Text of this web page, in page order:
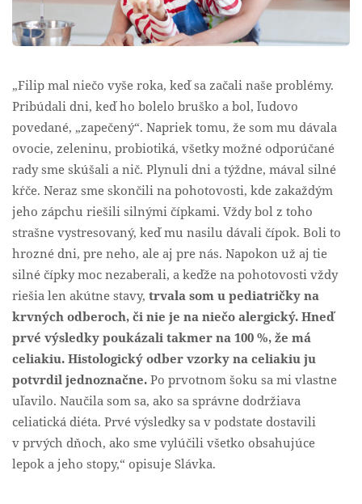
„Filip mal niečo vyše roka, keď sa začali naše problémy.
Pribúdali dni, keď ho bolelo bruško a bol, ľudovo
povedané, „zapečený“. Napriek tomu, že som mu dávala
ovocie, zeleninu, probiotiká, všetky možné odporúčané
rady sme skúšali a nič. Plynuli dni a týždne, mával silné
kŕče. Neraz sme skončili na pohotovosti, kde zakaždým
jeho zápchu riešili silnými čípkami. Vždy bol z toho
strašne vystresovaný, keď mu nasilu dávali čípok. Boli to
hrozné dni, pre neho, ale aj pre nás. Napokon už aj tie
silné čípky moc nezaberali, a keďže na pohotovosti vždy
riešia len akútne stavy, trvala som u pediatričky na
krvných odberoch, či nie je na niečo alergický. Hneď
prvé výsledky poukázali takmer na 100 %, že má
celiakiu. Histologický odber vzorky na celiakiu ju
potvrdil jednoznačne. Po prvotnom šoku sa mi vlastne
uľavilo. Naučila som sa, ako sa správne dodržiava
celiatická diéta. Prvé výsledky sa v podstate dostavili
v prvých dňoch, ako sme vylúčili všetko obsahujúce
lepok a jeho stopy,“ opisuje Slávka.